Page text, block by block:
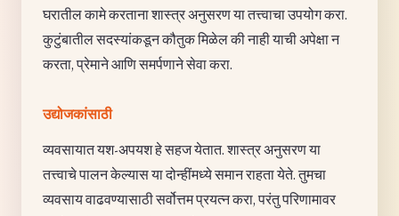
घरातील कामे करताना शास्त्र अनुसरण या तत्त्वाचा उपयोग करा.
कुटुंबातील सदस्यांकडून कौतुक मिळेल की नाही याची अपेक्षा न
करता, प्रेमाने आणि समर्पणाने सेवा करा.
उद्योजकांसाठी
व्यवसायात यश-अपयश हे सहज येतात. शास्त्र अनुसरण या
तत्त्वाचे पालन केल्यास या दोन्हींमध्ये समान राहता येते. तुमचा
व्यवसाय वाढवण्यासाठी सर्वोत्तम प्रयत्न करा, परंतु परिणामावर